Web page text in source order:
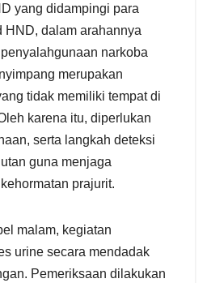
yang didampingi para
HND, dalam arahannya
narkoba
merupakan
tidak memiliki tempat di
karena itu, diperlukan
serta langkah deteksi
guna menjaga
prajurit.
malam, kegiatan
urine secara mendadak
Pemeriksaan dilakukan